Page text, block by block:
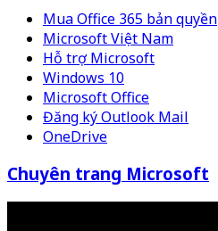
Mua Office 365 bản quyền
Microsoft Việt Nam
Hỗ trợ Microsoft
Windows 10
Microsoft Office
Đăng ký Outlook Mail
OneDrive
Chuyên trang Microsoft